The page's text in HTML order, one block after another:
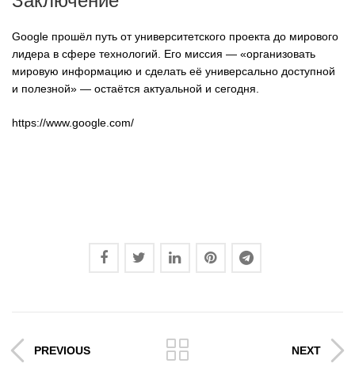
Google прошёл путь от университетского проекта до мирового
лидера в сфере технологий. Его миссия — «организовать
мировую информацию и сделать её универсально доступной
и полезной» — остаётся актуальной и сегодня.
https://www.google.com/
PREVIOUS NEXT